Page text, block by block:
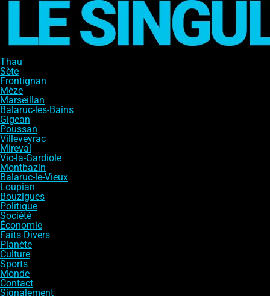
Thau
Sète
Frontignan
Mèze
Marseillan
Balaruc-les-Bains
Gigean
Poussan
Villeveyrac
Mireval
Vic-la-Gardiole
Montbazin
Balaruc-le-Vieux
Loupian
Bouzigues
Politique
Société
Économie
Faits Divers
Planète
Culture
Sports
Monde
Contact
Signalement